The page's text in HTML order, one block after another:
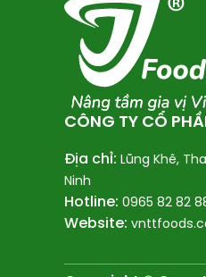
CÔNG TY CỔ
Địa chỉ: Lũng Khê,
Ninh
Hotline: 0965 82 82
Website: